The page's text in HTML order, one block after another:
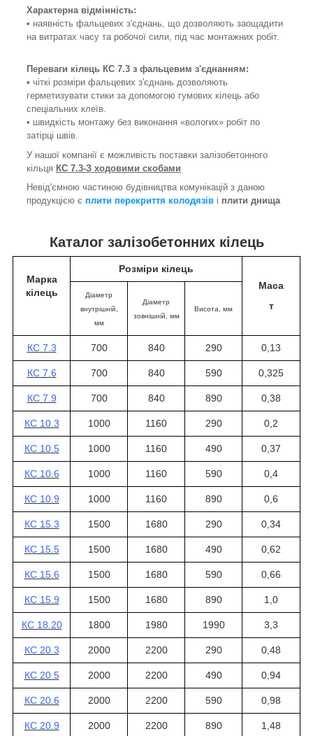
Характерна відмінність:
• наявність фальцевих з'єднань, що дозволяють заощадити
на витратах часу та робочої сили, під час монтажних робіт.
Переваги кілець КС 7.3 з фальцевим з'єднанням:
• чіткі розміри фальцевих з'єднань дозволяють
герметизувати стики за допомогою гумових кілець або
спеціальних клеїв.
• швидкість монтажу без виконання «вологих» робіт по
затірці швів.
У нашої компанії є можливість поставки залізобетонного
кільця КС 7.3-З ходовими скобами
Невід'ємною частиною будівництва комунікацій з даною
продукцією є плити перекриття колодязів і плити днища
Каталог залізобетонних кілець
Марка
кілець
Розміри кілець
Маса
т
Діаметр
внутрішній,
мм
Діаметр
зовнішній, мм
Висота , мм
КС 7.3 700 840 290 0,13
КС 7.6 700 840 590 0,325
КС 7.9 700 840 890 0,38
КС 10.3 1000 1160 290 0,2
КС 10.5 1000 1160 490 0,37
КС 10.6 1000 1160 590 0,4
КС 10.9 1000 1160 890 0,6
КС 15.3 1500 1680 290 0,34
КС 15.5 1500 1680 490 0,62
КС 15.6 1500 1680 590 0,66
КС 15.9 1500 1680 890 1,0
КС 18.20 1800 1980 1990 3,3
КС 20.3 2000 2200 290 0,48
КС 20.5 2000 2200 490 0,94
КС 20.6 2000 2200 590 0,98
КС 20.9 2000 2200 890 1,48